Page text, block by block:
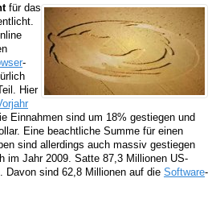
für das
-
Hier
Einnahmen sind um 18% gestiegen und
Eine beachtliche Summe für einen
sind allerdings auch massiv gestiegen
im Jahr 2009. Satte 87,3 Millionen US-
Davon sind 62,8 Millionen auf die Software-